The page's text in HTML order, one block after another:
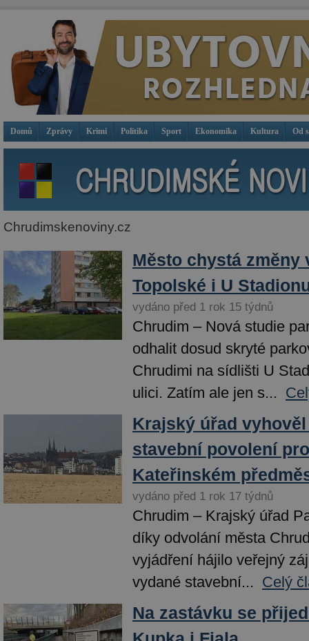
Domů Zprávy Krimi Politika Sport Ekonomika Kultura Od
Chrudimskenoviny.cz
Město chystá změny
Topolské i U
vydáno před 1 rok 15 týdnů
Chrudim – Nová studie
odhalit dosud skryté
Chrudimi na sídlišti U
ulici. Zatím ale jen s...
Krajský úřad
stavební povolení
Kateřinském
vydáno před 1 rok 17 týdnů
Chrudim – Krajský úřad
díky odvolání města
vyjádření hájilo veřejný
vydané stavební... Celý
Na zastávku se